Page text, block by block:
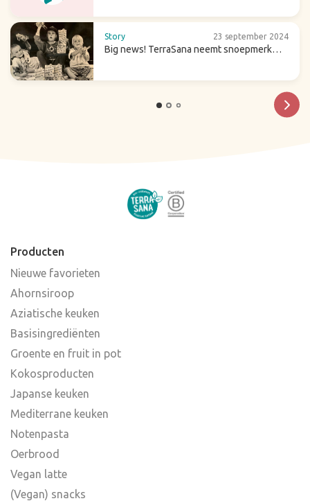
Story 23 september 2024
Big news! TerraSana neemt snoepmerk
Producten
Nieuwe favorieten
Ahornsiroop
Aziatische keuken
Basisingrediënten
Groente en fruit in pot
Kokosproducten
Japanse keuken
Mediterrane keuken
Notenpasta
Oerbrood
Vegan latte
(Vegan) snacks